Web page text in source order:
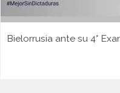
Bielorrusia ante su 4°